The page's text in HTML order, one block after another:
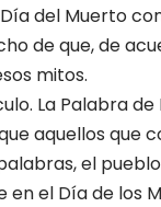
del Muerto
de que, de
mitos.
La Palabra
aquellos que
el
el Día de los